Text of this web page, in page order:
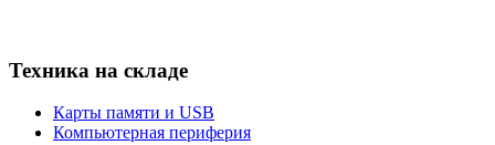
Техника на складе
Карты памяти и USB
Компьютерная периферия